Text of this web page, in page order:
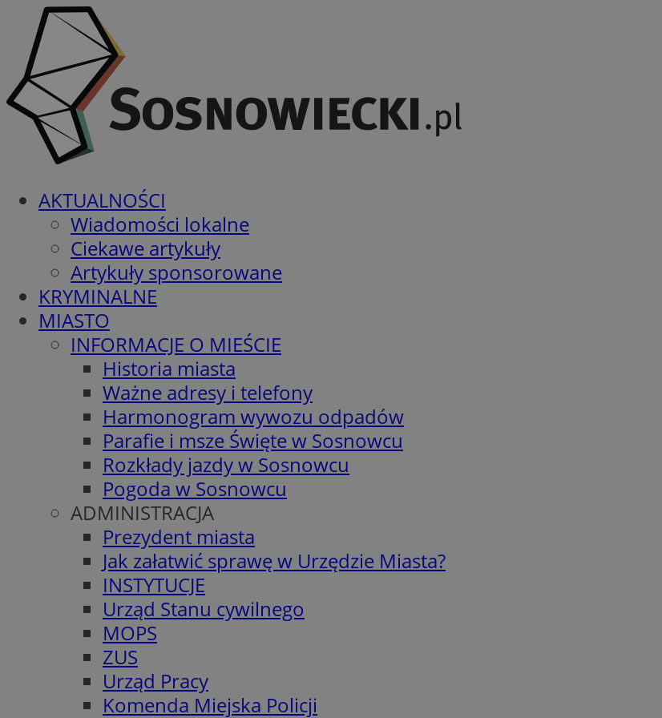
AKTUALNOŚCI
Wiadomości lokalne
Ciekawe artykuły
Artykuły sponsorowane
KRYMINALNE
MIASTO
INFORMACJE O MIEŚCIE
Historia miasta
Ważne adresy i telefony
Harmonogram wywozu odpadów
Parafie i msze Święte w Sosnowcu
Rozkłady jazdy w Sosnowcu
Pogoda w Sosnowcu
ADMINISTRACJA
Prezydent miasta
Jak załatwić sprawę w Urzędzie Miasta?
INSTYTUCJE
Urząd Stanu cywilnego
MOPS
ZUS
Urząd Pracy
Komenda Miejska Policji